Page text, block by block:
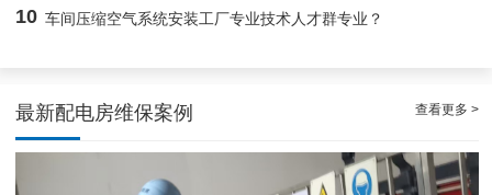
10 车间压缩空气系统安装工厂专业技术人才群专业？
最新配电房维保案例 查看更多 >